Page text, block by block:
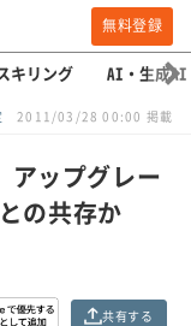
無料登録
キリング AI・生成AI
2011/03/28 00:00 掲載
アップグレー
の共存か
共有する